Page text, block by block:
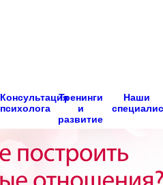
Консультация
психолога
Тренинги
и
развитие
Наши